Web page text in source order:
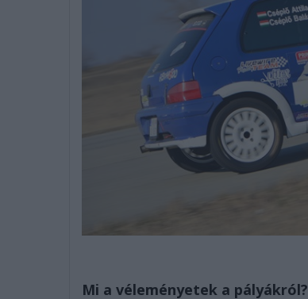
Mi a véleményetek a pályákról?